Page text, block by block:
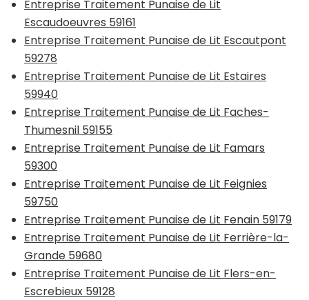
Entreprise Traitement Punaise de Lit
Escaudoeuvres 59161
Entreprise Traitement Punaise de Lit Escautpont
59278
Entreprise Traitement Punaise de Lit Estaires
59940
Entreprise Traitement Punaise de Lit Faches-
Thumesnil 59155
Entreprise Traitement Punaise de Lit Famars
59300
Entreprise Traitement Punaise de Lit Feignies
59750
Entreprise Traitement Punaise de Lit Fenain 59179
Entreprise Traitement Punaise de Lit Ferrière-la-
Grande 59680
Entreprise Traitement Punaise de Lit Flers-en-
Escrebieux 59128